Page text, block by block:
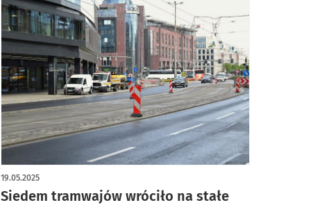
Siedem tramwajów wróciło na stałe
19.05.2025